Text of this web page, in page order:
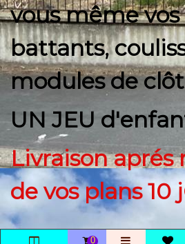
vous même
battants,
modules de
UN JEU
Livraison aprés
de vos plans 10
0